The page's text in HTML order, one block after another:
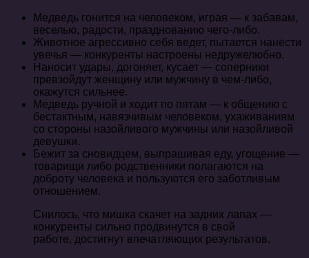
Медведь гонится на человеком, играя — к забавам,
веселью, радости, празднованию чего-либо.
Животное агрессивно себя ведет, пытается нанести
увечья — конкуренты настроены недружелюбно.
Наносит удары, догоняет, кусает — соперники
превзойдут женщину или мужчину в чем-либо,
окажутся сильнее.
Медведь ручной и ходит по пятам — к общению с
бестактным, навязчивым человеком, ухаживаниям
со стороны назойливого мужчины или назойливой
девушки.
Бежит за сновидцем, выпрашивая еду, угощение —
товарищи либо родственники полагаются на
доброту человека и пользуются его заботливым
отношением.
Снилось, что мишка скачет на задних лапах —
конкуренты сильно продвинутся в свой
работе, достигнут впечатляющих результатов.